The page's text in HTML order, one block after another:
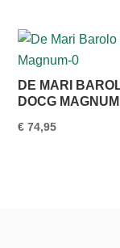
DE MARI
DOCG
€ 74,95